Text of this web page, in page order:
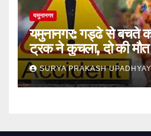
यमुनानगर
यमुनानगर: गड्ढे से बचते
ट्रक ने कुचला, दो की मौत
SURYA PRAKASH UPADHYAY